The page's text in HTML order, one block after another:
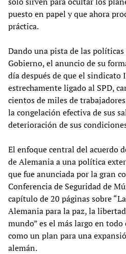
puesto en papel y que ahora
práctica.
Dando una pista de las
Gobierno, el anuncio de su
día después de que el sindicato
estrechamente ligado al SPD,
cientos de miles de
la congelación efectiva de sus
deterioración de sus
El enfoque central del acuerdo
de Alemania a una política
que fue anunciada por la gran
Conferencia de Seguridad de
capítulo de 20 páginas sobre
Alemania para la paz, la
mundo” es el más largo en todo
como un plan para una
alemán.